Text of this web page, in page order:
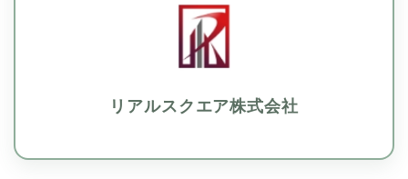
リアルスクエア株式会社